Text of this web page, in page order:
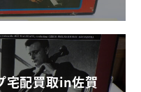
宅配買取in佐賀